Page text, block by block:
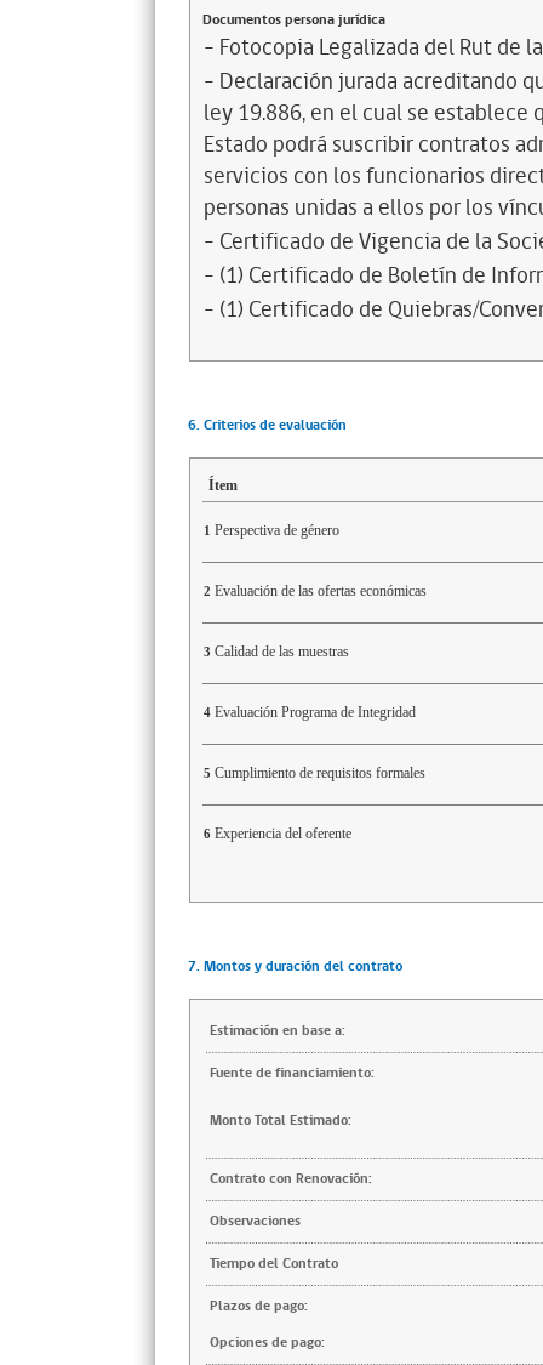
Documentos persona jurídica
- Fotocopia Legalizada del Rut de
- Declaración jurada acreditando
ley 19.886, en el cual se
Estado podrá suscribir contratos
servicios con los funcionarios
personas unidas a ellos por los
- Certificado de Vigencia de la
- (1) Certificado de Boletín de
- (1) Certificado de Quiebras/
6. Criterios de evaluación
Ítem
1 Perspectiva de género
2 Evaluación de las ofertas económicas
3 Calidad de las muestras
4 Evaluación Programa de Integridad
5 Cumplimiento de requisitos formales
6 Experiencia del oferente
7. Montos y duración del contrato
Estimación en base a:
Fuente de financiamiento:
Monto Total Estimado:
Contrato con Renovación:
Observaciones
Tiempo del Contrato
Plazos de pago:
Opciones de pago: